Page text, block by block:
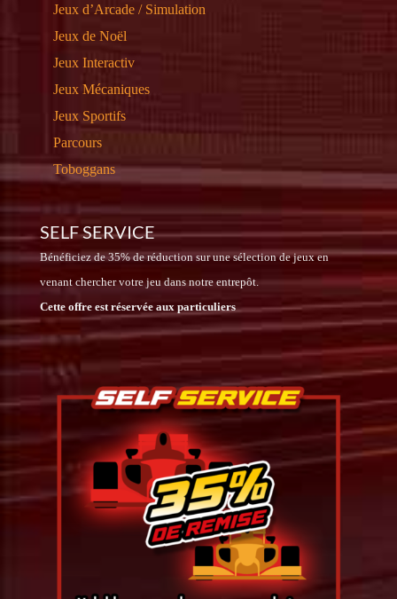
Jeux d’Arcade / Simulation
Jeux de Noël
Jeux Interactiv
Jeux Mécaniques
Jeux Sportifs
Parcours
Toboggans
SELF SERVICE
Bénéficiez de 35% de réduction sur une sélection de jeux en
venant chercher votre jeu dans notre entrepôt.
Cette offre est réservée aux particuliers